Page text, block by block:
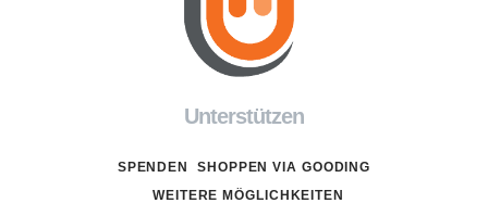
Unterstützen
SPENDEN
SHOPPEN VIA GOODING
WEITERE MÖGLICHKEITEN